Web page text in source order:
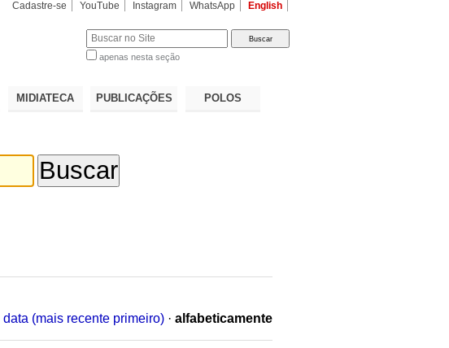
Cadastre-se YouTube Instagram WhatsApp English
apenas nesta seção
MIDIATECA PUBLICAÇÕES POLOS
data (mais recente primeiro) · alfabeticamente